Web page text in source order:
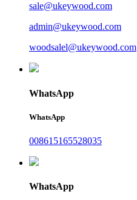
sale@ukeywood.com
admin@ukeywood.com
woodsalel@ukeywood.com
WhatsApp
WhatsApp
008615165528035
WhatsApp